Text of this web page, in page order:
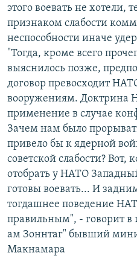
этого воевать не хотели,
признаком слабости
неспособности иначе
"Тогда, кроме всего
выяснилось позже,
договор превосходит
вооружениям. Доктрина
применение в случае
Зачем нам было
привело бы к ядерной
советской слабости? Вот,
отобрать у НАТО
готовы воевать... И
тогдашнее поведение
правильным", - говорит в
ам Зоннтаг" бывший
Макнамара